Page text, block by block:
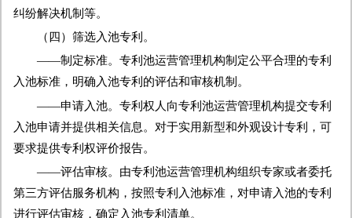
纠纷解决机制等。
（四）筛选入池专利。
——制定标准。专利池运营管理机构制定公平合理的专利
入池标准，明确入池专利的评估和审核机制。
——申请入池。专利权人向专利池运营管理机构提交专利
入池申请并提供相关信息。对于实用新型和外观设计专利，可
要求提供专利权评价报告。
——评估审核。由专利池运营管理机构组织专家或者委托
第三方评估服务机构，按照专利入池标准，对申请入池的专利
进行评估审核，确定入池专利清单。